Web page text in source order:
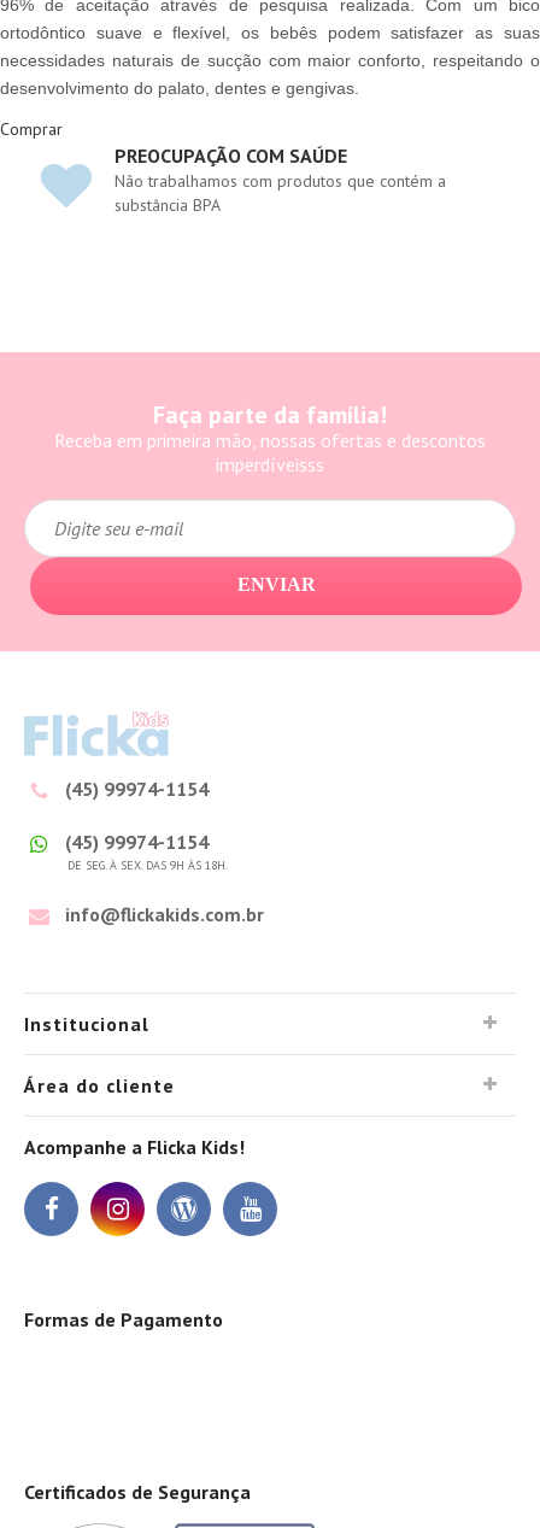
96% de aceitação através de pesquisa realizada. Com um bico
ortodôntico suave e flexível, os bebês podem satisfazer as suas
necessidades naturais de sucção com maior conforto, respeitando o
desenvolvimento do palato, dentes e gengivas.
Comprar
PREOCUPAÇÃO COM SAÚDE
Não trabalhamos com produtos que contém a
substância BPA
Faça parte da família!
Receba em primeira mão, nossas ofertas e descontos
imperdíveisss
ENVIAR
(45) 99974-1154
(45) 99974-1154
DE SEG. À SEX. DAS 9H ÀS 18H.
info@flickakids.com.br
Institucional
Área do cliente
Acompanhe a Flicka Kids!
Formas de Pagamento
Certificados de Segurança